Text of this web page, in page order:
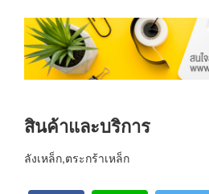
สินค้าและบริการ
ลังเหล็ก,ตระกร้าเหล็ก